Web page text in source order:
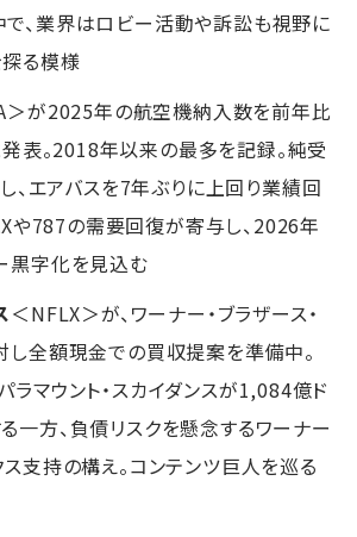
、業界はロビー活動や訴訟も視野に
る模様
＞が2025年の航空機納入数を前年比
表。2018年以来の最多を記録。純受
、エアバスを7年ぶりに上回り業績回
や787の需要回復が寄与し、2026年
黒字化を見込む
＜NFLX＞が、ワーナー・ブラザース・
し全額現金での買収提案を準備中。
ラマウント・スカイダンスが1,084億ド
一方、負債リスクを懸念するワーナー
ス支持の構え。コンテンツ巨人を巡る